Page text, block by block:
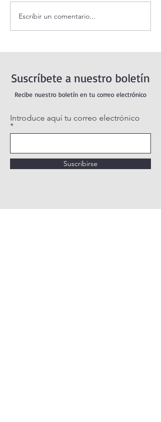
Adoración al Santísimo en
vivo / Perpetual Adoration
Escribir un comentario...
Suscríbete a nuestro boletín
Recibe nuestro boletín en tu correo electrónico
Introduce aquí tu correo electrónico
Suscribirse